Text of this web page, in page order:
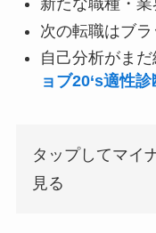
新たな職種・
次の転職はブ
自己分析がま
ョブ20‘s適性診
タップしてマイ
見る